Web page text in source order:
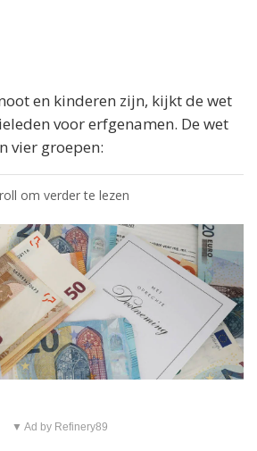
en kinderen zijn, kijkt de wet
voor erfgenamen. De wet
vier groepen:
om verder te lezen
▼ Ad by Refinery89